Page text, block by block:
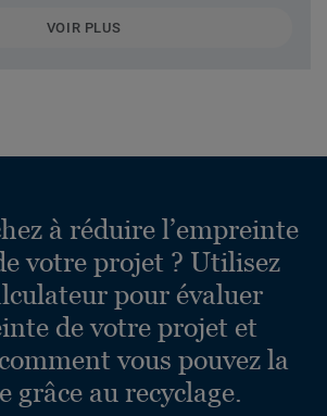
VOIR PLUS
à réduire l’empreinte
votre projet ? Utilisez
pour évaluer
de votre projet et
vous pouvez la
grâce au recyclage.